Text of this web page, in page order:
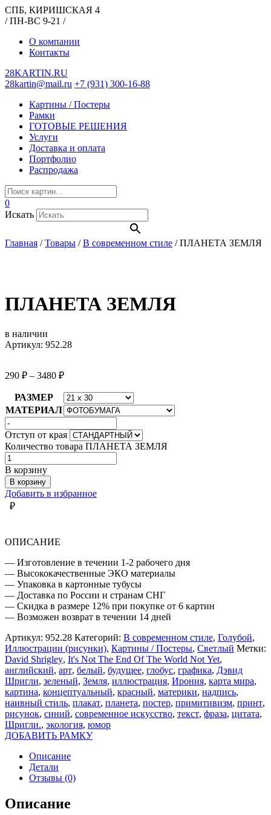
СПБ, КИРИШСКАЯ 4
/ ПН-ВС 9-21 /
О компании
Контакты
28KARTIN.RU
28kartin@mail.ru +7 (931) 300-16-88
Картины / Постеры
Рамки
ГОТОВЫЕ РЕШЕНИЯ
Услуги
Доставка и оплата
Портфолио
Распродажа
0
Искать
Главная /Товары /В современном стиле /ПЛАНЕТА ЗЕМЛЯ
ПЛАНЕТА ЗЕМЛЯ
в наличии
Артикул: 952.28
290 ₽ – 3480 ₽
РАЗМЕР
МАТЕРИАЛ
Отступ от края
Количество товара ПЛАНЕТА ЗЕМЛЯ
В корзину
В корзину
Добавить в избранное
₽
ОПИСАНИЕ
— Изготовление в течении 1-2 рабочего дня
— Высококачественные ЭКО материалы
— Упаковка в картонные тубусы
— Доставка по России и странам СНГ
— Скидка в размере 12% при покупке от 6 картин
— Возможен возврат в течении 14 дней
Артикул: 952.28 Категорий: В современном стиле, Голубой,
Иллюстрации (рисунки), Картины / Постеры, Светлый Метки:
David Shrigley, It's Not The End Of The World Not Yet,
английский, арт, белый, будущее, глобус, графика, Дэвид
Шригли, зеленый, Земля, иллюстрация, Ирония, карта мира,
картина, концептуальный, красный, материки, надпись,
наивный стиль, плакат, планета, постер, примитивизм, принт,
рисунок, синий, современное искусство, текст, фраза, цитата,
Шригли., экология, юмор
ДОБАВИТЬ РАМКУ
Описание
Детали
Отзывы (0)
Описание